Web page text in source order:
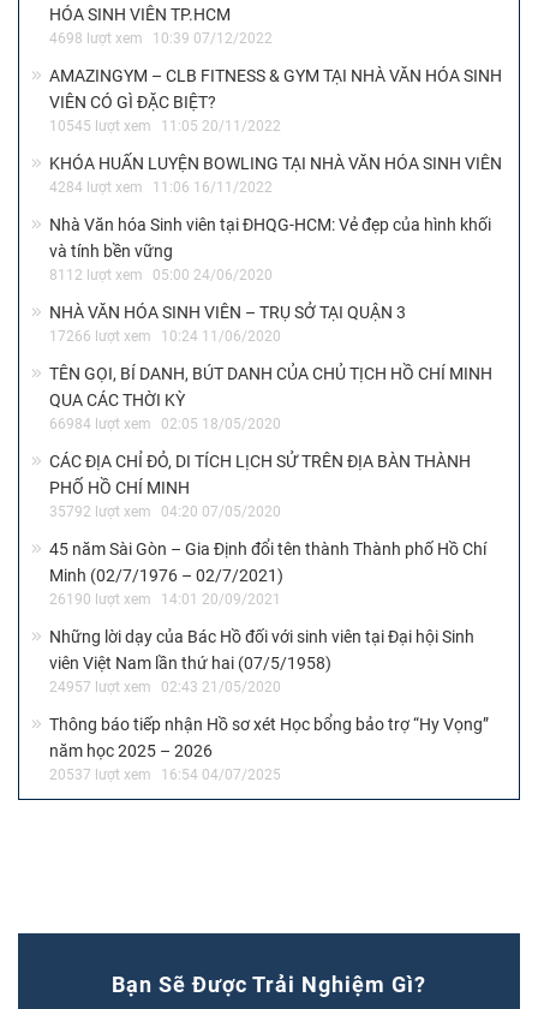
HÓA SINH VIÊN TP.HCM
4698 lượt xem 10:39 07/12/2022
AMAZINGYM – CLB FITNESS & GYM TẠI NHÀ VĂN HÓA SINH
VIÊN CÓ GÌ ĐẶC BIỆT?
10545 lượt xem 11:05 20/11/2022
KHÓA HUẤN LUYỆN BOWLING TẠI NHÀ VĂN HÓA SINH VIÊN
4284 lượt xem 11:06 16/11/2022
Nhà Văn hóa Sinh viên tại ĐHQG-HCM: Vẻ đẹp của hình khối
và tính bền vững
8112 lượt xem 05:00 24/06/2020
NHÀ VĂN HÓA SINH VIÊN – TRỤ SỞ TẠI QUẬN 3
17266 lượt xem 10:24 11/06/2020
TÊN GỌI, BÍ DANH, BÚT DANH CỦA CHỦ TỊCH HỒ CHÍ MINH
QUA CÁC THỜI KỲ
66984 lượt xem 02:05 18/05/2020
CÁC ĐỊA CHỈ ĐỎ, DI TÍCH LỊCH SỬ TRÊN ĐỊA BÀN THÀNH
PHỐ HỒ CHÍ MINH
35792 lượt xem 04:20 07/05/2020
45 năm Sài Gòn – Gia Định đổi tên thành Thành phố Hồ Chí
Minh (02/7/1976 – 02/7/2021)
26190 lượt xem 14:01 20/09/2021
Những lời dạy của Bác Hồ đối với sinh viên tại Đại hội Sinh
viên Việt Nam lần thứ hai (07/5/1958)
24957 lượt xem 02:43 21/05/2020
Thông báo tiếp nhận Hồ sơ xét Học bổng bảo trợ “Hy Vọng”
năm học 2025 – 2026
20537 lượt xem 16:54 04/07/2025
Bạn Sẽ Được Trải Nghiệm Gì?